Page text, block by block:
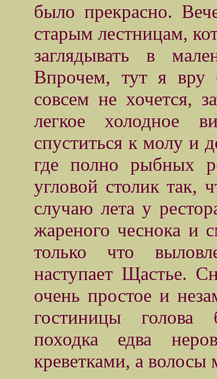
было прекрасно.
старым лестницам,
заглядывать в
Впрочем, тут я
совсем не хочется,
легкое холодное
спуститься к молу и
где полно рыбных
угловой столик так,
случаю лета у
жареного чеснока и
только что
наступает Щастье.
очень простое и
гостиницы голова
походка едва
креветками, а волосы